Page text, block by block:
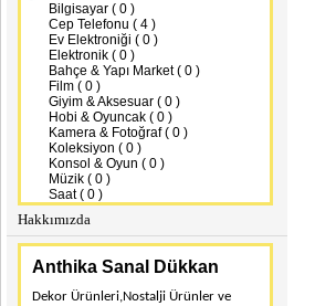
Bilgisayar ( 0 )
Cep Telefonu ( 4 )
Ev Elektroniği ( 0 )
Elektronik ( 0 )
Bahçe & Yapı Market ( 0 )
Film ( 0 )
Giyim & Aksesuar ( 0 )
Hobi & Oyuncak ( 0 )
Kamera & Fotoğraf ( 0 )
Koleksiyon ( 0 )
Konsol & Oyun ( 0 )
Müzik ( 0 )
Saat ( 0 )
Hakkımızda
Anthika Sanal Dükkan
Dekor Ürünleri,Nostalji Ürünler ve